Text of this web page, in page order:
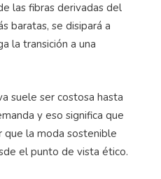
las fibras derivadas del
baratas, se disipará a
la transición a una
suele ser costosa hasta
y eso significa que
que la moda sostenible
el punto de vista ético.